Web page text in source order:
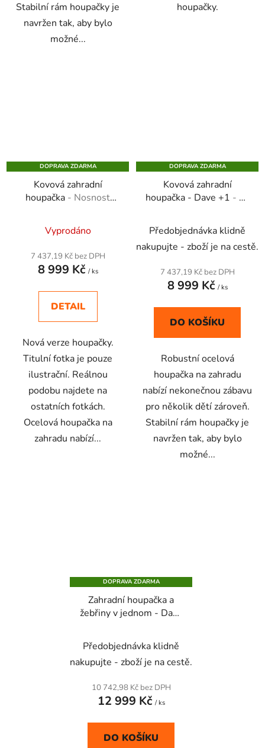
Stabilní rám houpačky je
navržen tak, aby bylo
možné...
houpačky.
DOPRAVA ZDARMA
Kovová zahradní
houpačka - Nosnost
hodnocení
produktu
je
z
Vyprodáno
7 437,19 Kč bez DPH
8 999 Kč / ks
DETAIL
Nová verze houpačky.
Titulní fotka je pouze
ilustrační. Reálnou
podobu najdete na
ostatních fotkách.
Ocelová houpačka na
zahradu nabízí...
DOPRAVA ZDARMA
Kovová zahradní
houpačka - Dave +1 - na
hodnocení
produktu
je
5,0
5
Předobjednávka klidně
nakupujte - zboží je na cestě.
7 437,19 Kč bez DPH
8 999 Kč / ks
DO KOŠÍKU
Robustní ocelová
houpačka na zahradu
nabízí nekonečnou zábavu
pro několik dětí zároveň.
Stabilní rám houpačky je
navržen tak, aby bylo
možné...
DOPRAVA ZDARMA
Zahradní houpačka a
žebřiny v jednom - Dave
hodnocení
produktu
je
4,8
5
Předobjednávka klidně
nakupujte - zboží je na cestě.
10 742,98 Kč bez DPH
12 999 Kč / ks
DO KOŠÍKU